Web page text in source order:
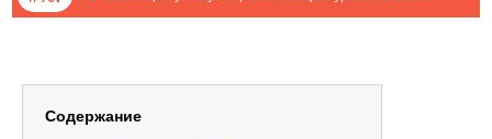
Содержание